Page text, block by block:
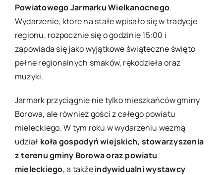
Powiatowego Jarmarku Wielkanocnego.
Wydarzenie, które na stałe wpisało się w tradycje
regionu, rozpocznie się o godzinie 15:00 i
zapowiada się jako wyjątkowe świąteczne święto
pełne regionalnych smaków, rękodzieła oraz
muzyki.
Jarmark przyciągnie nie tylko mieszkańców gminy
Borowa, ale również gości z całego powiatu
mieleckiego. W tym roku w wydarzeniu wezmą
udział koła gospodyń wiejskich, stowarzyszenia
z terenu gminy Borowa oraz powiatu
mieleckiego, a takżeindywidualni wystawcy